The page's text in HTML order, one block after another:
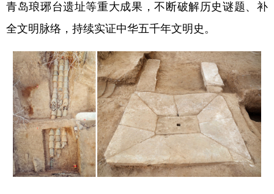
青岛琅琊台遗址等重大成果，不断破解历史谜题、补
全文明脉络，持续实证中华五千年文明史。